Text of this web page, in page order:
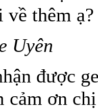
thêm
Uyên
được
cảm ơn